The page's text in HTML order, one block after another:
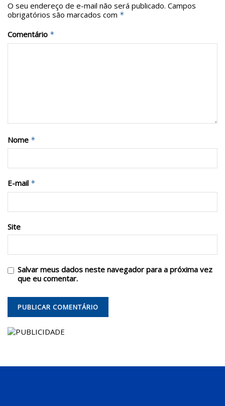
O seu endereço de e-mail não será publicado. Campos
obrigatórios são marcados com *
Comentário *
Nome *
E-mail *
Site
Salvar meus dados neste navegador para a próxima vez
que eu comentar.